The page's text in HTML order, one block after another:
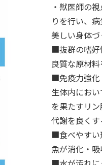
・獣医師の
りを行い、
美しい身体づ
■抜群の嗜好
良質な原材
■免疫力強化
生体内にお
を果たすリン
代謝を良く
■食べやすい
魚が消化・